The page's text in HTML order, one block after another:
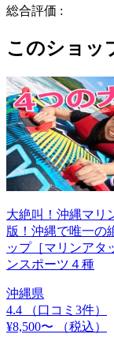
総合評価 :
このショッ
大絶叫！沖縄マリ
版！沖縄で唯一の
ップ［マリンアタ
ンスポーツ４種
沖縄県
4.4
（口コミ3件）
¥8,500〜
（税込）